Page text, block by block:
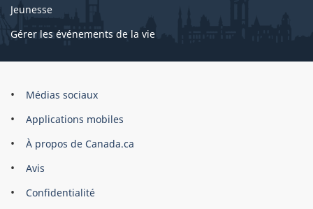
Jeunesse
Gérer les événements de la vie
Organisation
gouvernement
du
Canada
Médias sociaux
Applications mobiles
À propos de Canada.ca
Avis
Confidentialité